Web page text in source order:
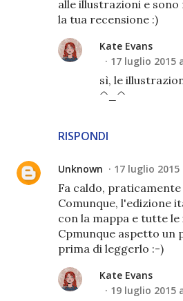
alle illustrazioni e
la tua recensione :)
RISPONDI
Kate Evans
17 luglio 2015
sì, le
^_^
Unknown 17 luglio
Fa caldo,
Comunque, l'edizione
con la mappa e tutte
Cpmunque aspetto un
prima di leggerlo :-)
Kate Evans
19 luglio 2015